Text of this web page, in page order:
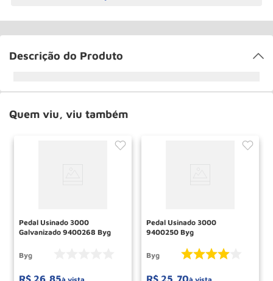
Descrição do Produto
Quem viu, viu também
Pedal Usinado 3000
Galvanizado 9400268 Byg
Byg
R$ 26 85
Pedal Usinado 3000
9400250 Byg
Byg
R$ 25 70